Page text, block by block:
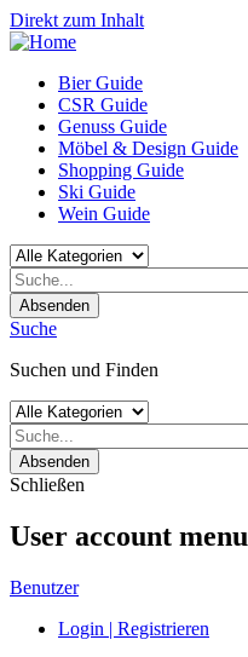
Direkt zum Inhalt
Bier Guide
CSR Guide
Genuss Guide
Möbel & Design Guide
Shopping Guide
Ski Guide
Wein Guide
Absenden
Suche
Suchen und Finden
Absenden
Schließen
User account menu
Benutzer
Login | Registrieren